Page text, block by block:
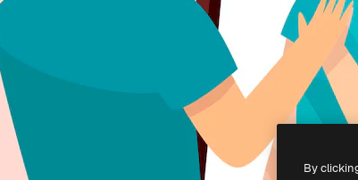
API
मोबाइल ऐप
सभी फ्रीपिक
Freepik Company S.L.U. सर्वाधिकार सुरक्षित.
By